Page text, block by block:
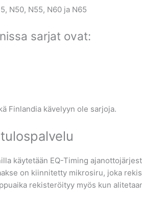
N50, N55, N60 ja N65
sarjat ovat:
Finlandia kävelyyn ole sarjoja.
käytetään EQ-Timing
on kiinnitetty mikrosiru, joka
rekisteröityy myös kun